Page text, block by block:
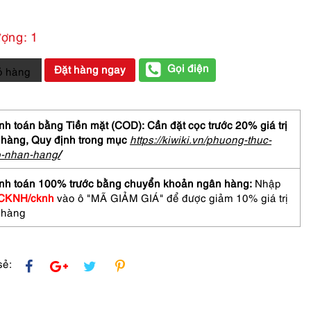
1
hàng Đặt hàng ngay Gọi điện
toán bằng Tiền mặt (COD): Cần đặt cọc trước 20% giá trị
Quy định trong mục https://kiwiki.vn/phuong-thuc-
nhan-hang/
toán 100% trước bằng chuyển khoản ngân hàng: Nhập
cknh vào ô "MÃ GIẢM GIÁ" để được giảm 10% giá trị